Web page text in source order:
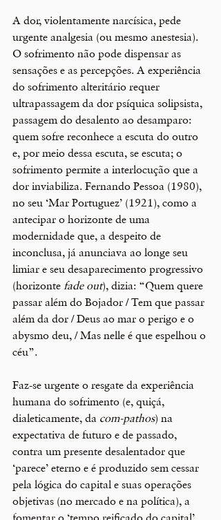
A dor, violentamente narcísica, pede
urgente analgesia (ou mesmo anestesia).
O sofrimento não pode dispensar as
sensações e as percepções. A experiência
do sofrimento alteritário requer
ultrapassagem da dor psíquica solipsista,
passagem do desalento ao desamparo:
quem sofre reconhece a escuta do outro
e, por meio dessa escuta, se escuta; o
sofrimento permite a interlocução que a
dor inviabiliza. Fernando Pessoa (1980),
no seu ‘Mar Portuguez’ (1921), como a
antecipar o horizonte de uma
modernidade que, a despeito de
inconclusa, já anunciava ao longe seu
limiar e seu desaparecimento progressivo
(horizonte fade out), dizia: “Quem quere
passar além do Bojador / Tem que passar
além da dor / Deus ao mar o perigo e o
abysmo deu, / Mas nelle é que espelhou o
céu”.
Faz-se urgente o resgate da experiência
humana do sofrimento (e, quiçá,
dialeticamente, da com-pathos) na
expectativa de futuro e de passado,
contra um presente desalentador que
‘parece’ eterno e é produzido sem cessar
pela lógica do capital e suas operações
objetivas (no mercado e na política), a
fomentar o ‘tempo reificado do capital’